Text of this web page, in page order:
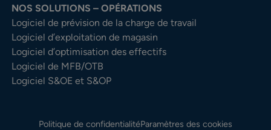
NOS SOLUTIONS – OPÉRATIONS
Logiciel de prévision de la charge de travail
Logiciel d’exploitation de magasin
Logiciel d’optimisation des effectifs
Logiciel de MFB/OTB
Logiciel S&OE et S&OP
Politique de confidentialitéParamètres des cookies